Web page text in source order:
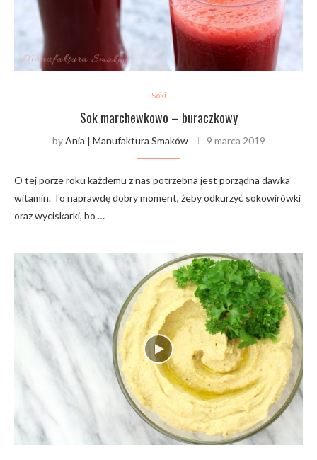
Soki
Sok marchewkowo – buraczkowy
byAnia | Manufaktura Smaków 9 marca 2019
O tej porze roku każdemu z nas potrzebna jest porządna dawka
witamin. To naprawdę dobry moment, żeby odkurzyć sokowirówki
oraz wyciskarki, bo …